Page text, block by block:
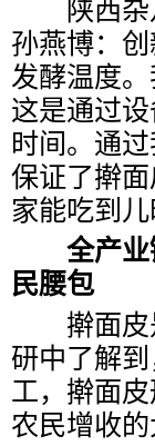
陕西
孙燕博：创
发酵温度。
这是通过
时间。通过
保证了擀
家能吃到儿
全产
民腰包
擀面
研中了解
工，擀面
农民增收的